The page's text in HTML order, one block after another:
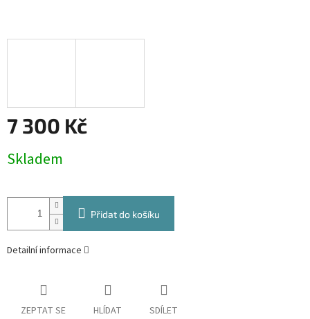
7 300 Kč
cena:
Skladem
Přidat do košíku
Detailní informace
ZEPTAT SE HLÍDAT SDÍLET